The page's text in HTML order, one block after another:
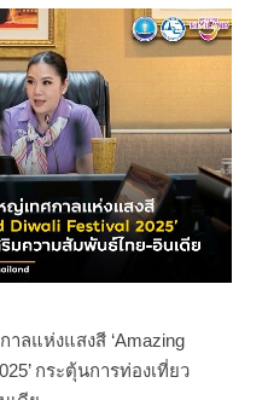
ลแห่งแสงสี ‘Amazing
กระตุ้นการท่องเที่ยว